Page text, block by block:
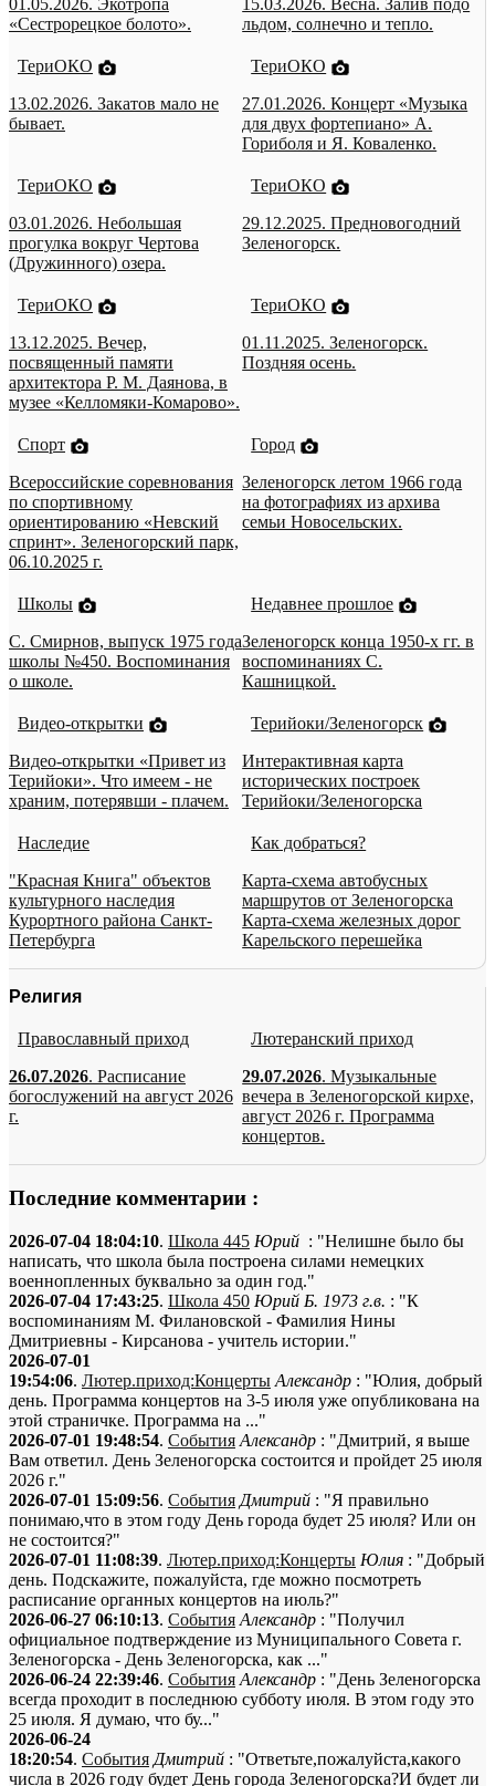
01.05.2026. Экотропа
«Сестрорецкое болото».
15.03.2026. Весна. Залив подо
льдом, солнечно и тепло.
ТериОКО
13.02.2026. Закатов мало не
бывает.
ТериОКО
27.01.2026. Концерт «Музыка
для двух фортепиано» А.
Гориболя и Я. Коваленко.
ТериОКО
03.01.2026. Небольшая
прогулка вокруг Чертова
(Дружинного) озера.
ТериОКО
29.12.2025. Предновогодний
Зеленогорск.
ТериОКО
13.12.2025. Вечер,
посвященный памяти
архитектора Р. М. Даянова, в
музее «Келломяки-Комарово».
ТериОКО
01.11.2025. Зеленогорск.
Поздняя осень.
Спорт
Всероссийские соревнования
по спортивному
ориентированию «Невский
спринт». Зеленогорский парк,
06.10.2025 г.
Город
Зеленогорск летом 1966 года
на фотографиях из архива
семьи Новосельских.
Школы
С. Смирнов, выпуск 1975 года
школы №450. Воспоминания
о школе.
Недавнее прошлое
Зеленогорск конца 1950-х гг. в
воспоминаниях С.
Кашницкой.
Видео-открытки
Видео-открытки «Привет из
Терийоки». Что имеем - не
храним, потерявши - плачем.
Терийоки/Зеленогорск
Интерактивная карта
исторических построек
Терийоки/Зеленогорска
Наследие
"Красная Книга" объектов
культурного наследия
Курортного района Санкт-
Петербурга
Как добраться?
Карта-схема автобусных
маршрутов от Зеленогорска
Карта-схема железных дорог
Карельского перешейка
Религия
Православный приход
26.07.2026. Расписание
богослужений на август 2026
г.
Лютеранский приход
29.07.2026. Музыкальные
вечера в Зеленогорской кирхе,
август 2026 г. Программа
концертов.
Последние комментарии :
2026-07-04 18:04:10. Школа 445 Юрий : "Нелишне было бы
написать, что школа была построена силами немецких
военнопленных буквально за один год."
2026-07-04 17:43:25. Школа 450 Юрий Б. 1973 г.в. : "К
воспоминаниям М. Филановской - Фамилия Нины
Дмитриевны - Кирсанова - учитель истории."
2026-07-01
19:54:06. Лютер.приход:Концерты Александр : "Юлия, добрый
день. Программа концертов на 3-5 июля уже опубликована на
этой страничке. Программа на ..."
2026-07-01 19:48:54. События Александр : "Дмитрий, я выше
Вам ответил. День Зеленогорска состоится и пройдет 25 июля
2026 г."
2026-07-01 15:09:56. События Дмитрий : "Я правильно
понимаю,что в этом году День города будет 25 июля? Или он
не состоится?"
2026-07-01 11:08:39. Лютер.приход:Концерты Юлия : "Добрый
день. Подскажите, пожалуйста, где можно посмотреть
расписание органных концертов на июль?"
2026-06-27 06:10:13. События Александр : "Получил
официальное подтверждение из Муниципального Совета г.
Зеленогорска - День Зеленогорска, как ..."
2026-06-24 22:39:46. События Александр : "День Зеленогорска
всегда проходит в последнюю субботу июля. В этом году это
25 июля. Я думаю, что бу..."
2026-06-24
18:20:54. События Дмитрий : "Ответьте,пожалуйста,какого
числа в 2026 году будет День города Зеленогорска?И будет ли